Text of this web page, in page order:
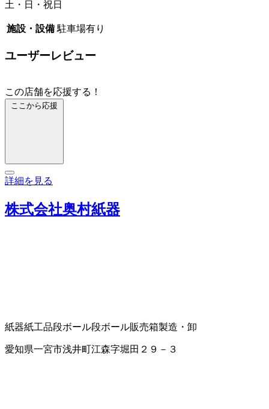
土・日・祝日
施設・設備 駐車場有り
ユーザーレビュー
この店舗を応援する！
ここから応援
詳細を見る
株式会社奥村紙器
紙器紙工品段ボール段ボール販売箱製造・卸
愛知県一宮市浅井町江森字堀田２９－３